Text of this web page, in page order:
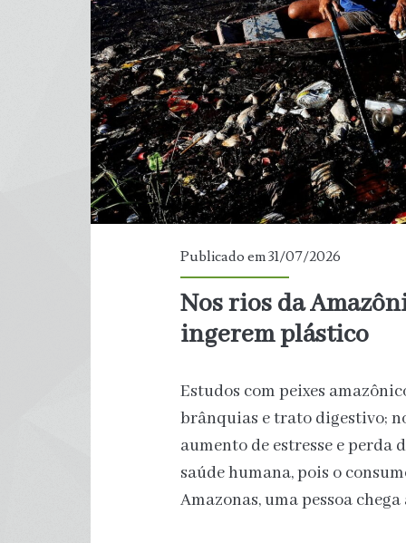
Publicado em 31/07/2026
Nos rios da
ingerem plástico
Estudos com peixes
brânquias e trato digestivo;
aumento de estresse e perda
saúde humana, pois o
Amazonas, uma pessoa